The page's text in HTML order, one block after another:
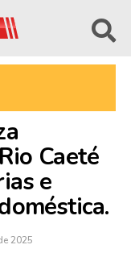
Caeté
e
2025